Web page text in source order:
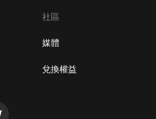
社區
媒體
兌換權益